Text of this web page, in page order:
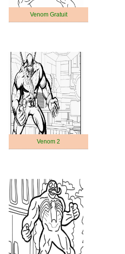
Venom Gratuit
Venom 2